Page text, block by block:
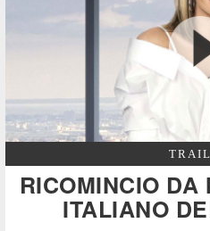
RICOMINCIO
ITALIANO